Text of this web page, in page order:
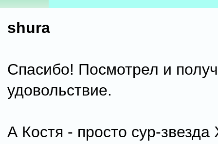
shura
Спасибо! Посмотрел и
удовольствие.
А Костя - просто сур-звезда